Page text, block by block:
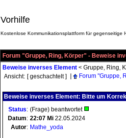
Vorhilfe
Kostenlose Kommunikationsplattform für gegenseitige
Forum "Gruppe, Ring, Körper" - Beweise
Beweise inverses Element < Gruppe, Ring,
Ansicht: [ geschachtelt ] Forum "Gruppe,
Beweise inverses Element: Bitte um
Status: (Frage) beantwortet
Datum: 22:07 Mi 22.05.2024
Autor: Mathe_yoda